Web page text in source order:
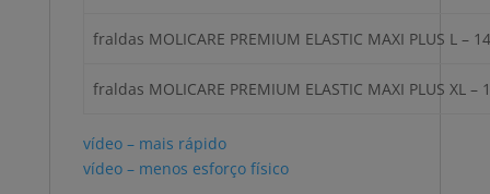
fraldas MOLICARE PREMIUM ELASTIC MAXI PLUS L –
fraldas MOLICARE PREMIUM ELASTIC MAXI PLUS XL –
vídeo – mais rápido
vídeo – menos esforço físico